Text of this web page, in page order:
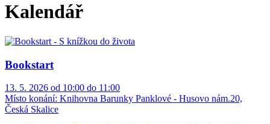
Kalendář
Bookstart
13. 5. 2026 od 10:00 do 11:00
Místo konání: Knihovna Barunky Panklové - Husovo nám.20,
Česká Skalice